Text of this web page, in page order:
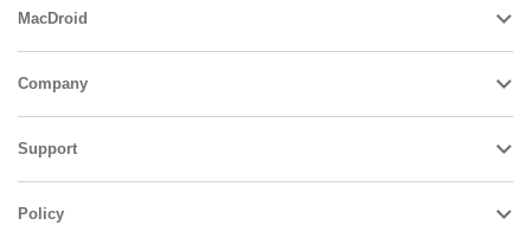
MacDroid
Company
Support
Policy